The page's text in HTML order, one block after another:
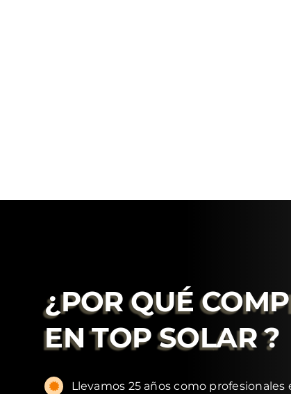
¿POR QUÉ
EN TOP SOLAR ?
Llevamos 25 años como profesionales